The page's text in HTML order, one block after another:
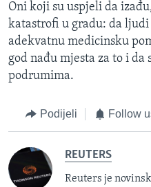
Oni koji su uspjeli da
katastrofi u gradu: da
adekvatnu medicinsku
god nađu mjesta za to i da
podrumima.
Podijeli Follow
REUTERS
Reuters je